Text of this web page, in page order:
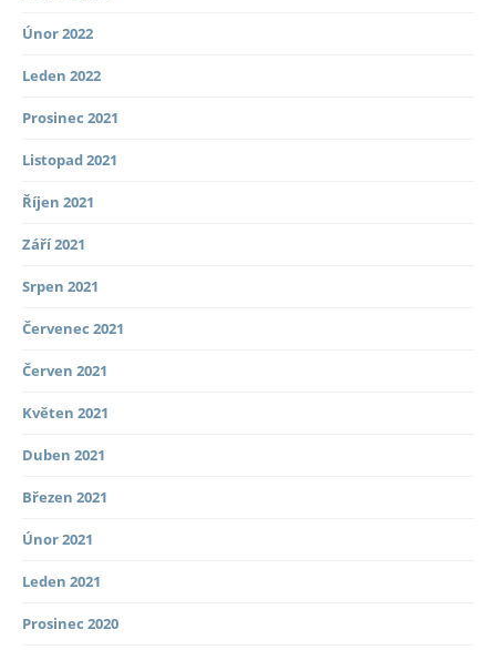
Únor 2022
Leden 2022
Prosinec 2021
Listopad 2021
Říjen 2021
Září 2021
Srpen 2021
Červenec 2021
Červen 2021
Květen 2021
Duben 2021
Březen 2021
Únor 2021
Leden 2021
Prosinec 2020